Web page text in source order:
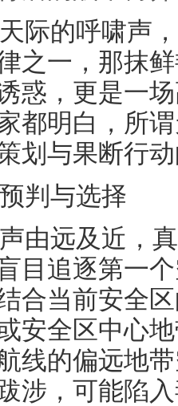
际的呼啸声
之一，那抹
惑，更是一
都明白，所
划与果断行
判与选择
由远及近，
目追逐第一
合当前安全
安全区中心
线的偏远地
涉，可能陷